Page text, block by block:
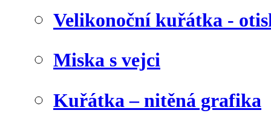
Velikonoční kuřátka -
Miska s vejci
Kuřátka – nitěná grafika